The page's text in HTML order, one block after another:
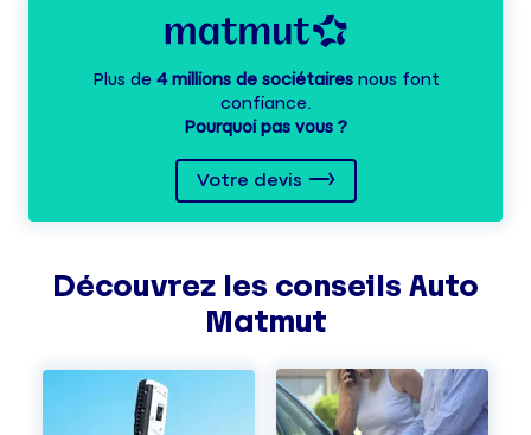
Plus de 4 millions de sociétairesnous font
confiance.
Pourquoi pas vous ?
Votre devis
Découvrez les conseils Auto
Matmut